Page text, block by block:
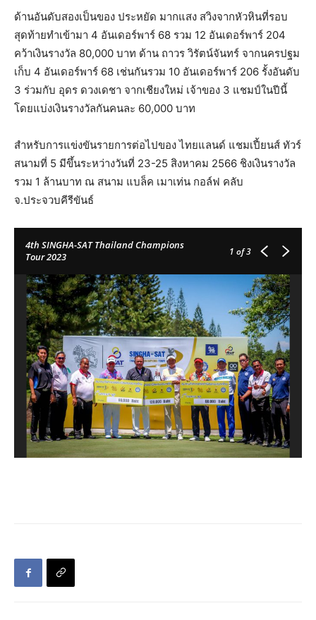
ด้านอันดับสองเป็นของ ประหยัด มากแสง สวิงจากหัวหินที่รอบ
สุดท้ายทำเข้ามา 4 อันเดอร์พาร์ 68 รวม 12 อันเดอร์พาร์ 204
คว้าเงินรางวัล 80,000 บาท ด้าน ถาวร วิรัตน์จันทร์ จากนครปฐม
เก็บ 4 อันเดอร์พาร์ 68 เช่นกันรวม 10 อันเดอร์พาร์ 206 รั้งอันดับ
3 ร่วมกับ อุดร ดวงเดชา จากเชียงใหม่ เจ้าของ 3 แชมป์ในปีนี้
โดยแบ่งเงินรางวัลกันคนละ 60,000 บาท
สำหรับการแข่งขันรายการต่อไปของ ไทยแลนด์ แชมเปี้ยนส์ ทัวร์
สนามที่ 5 มีขึ้นระหว่างวันที่ 23-25 สิงหาคม 2566 ชิงเงินรางวัล
รวม 1 ล้านบาท ณ สนาม แบล็ค เมาเท่น กอล์ฟ คลับ
จ.ประจวบคีรีขันธ์
4th SINGHA-SAT Thailand Champions
Tour 2023
1 of 3